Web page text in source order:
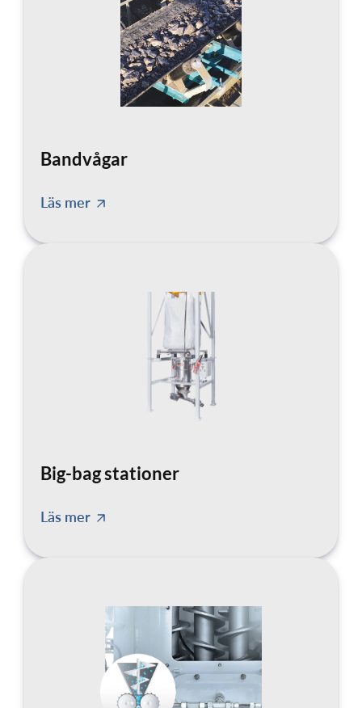
Bandvågar
Läs mer
Big-bag stationer
Läs mer